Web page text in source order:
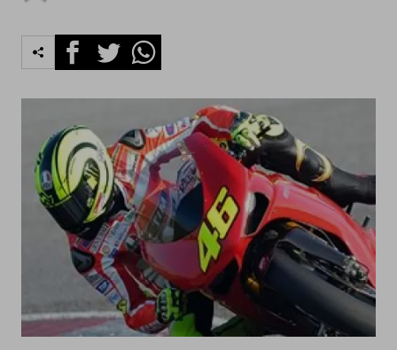
FacebookTwitterWhatsapp